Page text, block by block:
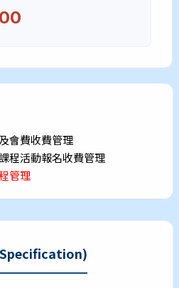
會費收費管理
程活動報名收費管理
管理